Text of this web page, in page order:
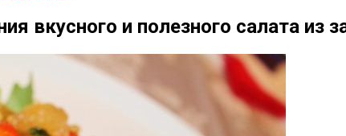
вкусного и полезного салата из